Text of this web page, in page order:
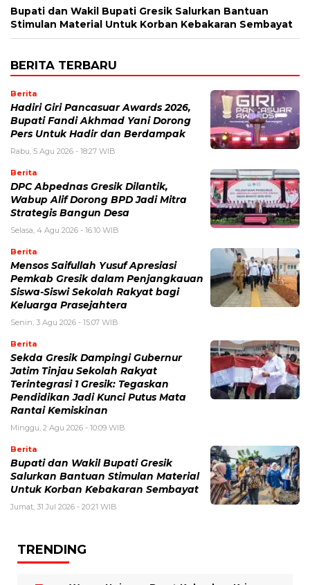
Bupati dan Wakil Bupati Gresik Salurkan Bantuan
Stimulan Material Untuk Korban Kebakaran Sembayat
BERITA TERBARU
Berita
Hadiri Giri Pancasuar Awards 2026,
Bupati Fandi Akhmad Yani Dorong
Pers Untuk Hadir dan Berdampak
Rabu, 5 Agu 2026 - 18:27 WIB
Berita
DPC Abpednas Gresik Dilantik,
Wabup Alif Dorong BPD Jadi Mitra
Strategis Bangun Desa
Selasa, 4 Agu 2026 - 16:10 WIB
Berita
Mensos Saifullah Yusuf Apresiasi
Pemkab Gresik dalam Penjangkauan
Siswa-Siswi Sekolah Rakyat bagi
Keluarga Prasejahtera
Senin, 3 Agu 2026 - 15:07 WIB
Berita
Sekda Gresik Dampingi Gubernur
Jatim Tinjau Sekolah Rakyat
Terintegrasi 1 Gresik: Tegaskan
Pendidikan Jadi Kunci Putus Mata
Rantai Kemiskinan
Minggu, 2 Agu 2026 - 10:09 WIB
Berita
Bupati dan Wakil Bupati Gresik
Salurkan Bantuan Stimulan Material
Untuk Korban Kebakaran Sembayat
Jumat, 31 Jul 2026 - 20:21 WIB
TRENDING